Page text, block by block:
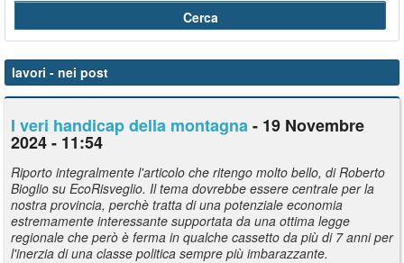
lavori - nei post
I veri handicap della montagna- 19 Novembre
2024 - 11:54
Riporto integralmente l'articolo che ritengo molto bello, di Roberto
Bioglio su EcoRisveglio. Il tema dovrebbe essere centrale per la
nostra provincia, perchè tratta di una potenziale economia
estremamente interessante supportata da una ottima legge
regionale che però è ferma in qualche cassetto da più di 7 anni per
l'inerzia di una classe politica sempre più imbarazzante.